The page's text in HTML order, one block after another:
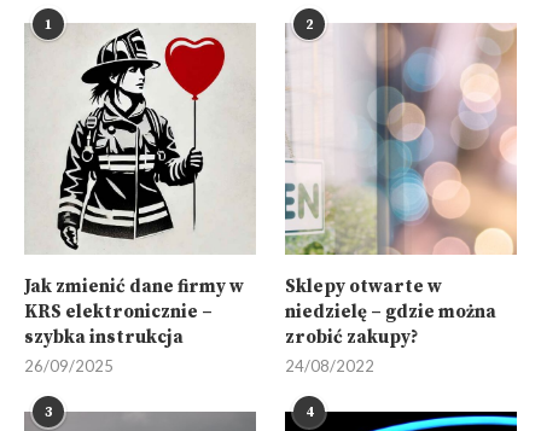
1
Jak zmienić dane firmy w
KRS elektronicznie –
szybka instrukcja
26/09/2025
2
Sklepy otwarte w
niedzielę – gdzie można
zrobić zakupy?
24/08/2022
3 4